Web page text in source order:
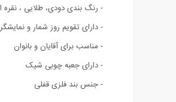
- رنگ بندی دودی، طلایی ،
- دارای تقویم روز شمار و
- مناسب برای آقایان و بانوان
- دارای جعبه چوبی شیک
- جنس بند فلزی قفلی